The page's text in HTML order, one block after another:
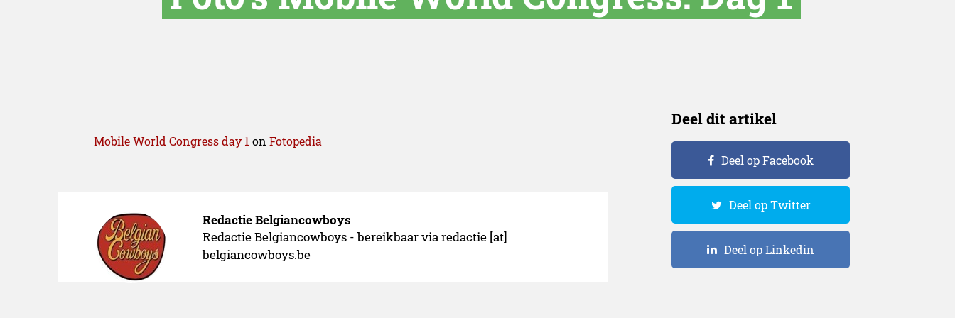
Mobile World Congress day 1 on Fotopedia
Redactie Belgiancowboys
Redactie Belgiancowboys - bereikbaar via redactie [at]
belgiancowboys.be
Deel dit artikel
Deel op Facebook
Deel op Twitter
Deel op Linkedin